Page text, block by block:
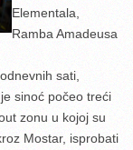
Elementala,
Ramba Amadeusa
sati,
sinoć počeo treći
zonu u kojoj su
Mostar, isprobati